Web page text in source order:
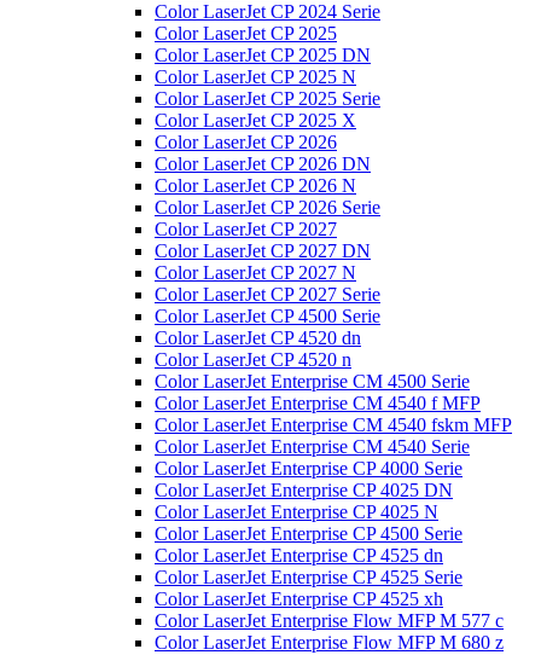
Color LaserJet CP 2024 Serie
Color LaserJet CP 2025
Color LaserJet CP 2025 DN
Color LaserJet CP 2025 N
Color LaserJet CP 2025 Serie
Color LaserJet CP 2025 X
Color LaserJet CP 2026
Color LaserJet CP 2026 DN
Color LaserJet CP 2026 N
Color LaserJet CP 2026 Serie
Color LaserJet CP 2027
Color LaserJet CP 2027 DN
Color LaserJet CP 2027 N
Color LaserJet CP 2027 Serie
Color LaserJet CP 4500 Serie
Color LaserJet CP 4520 dn
Color LaserJet CP 4520 n
Color LaserJet Enterprise CM 4500 Serie
Color LaserJet Enterprise CM 4540 f MFP
Color LaserJet Enterprise CM 4540 fskm MFP
Color LaserJet Enterprise CM 4540 Serie
Color LaserJet Enterprise CP 4000 Serie
Color LaserJet Enterprise CP 4025 DN
Color LaserJet Enterprise CP 4025 N
Color LaserJet Enterprise CP 4500 Serie
Color LaserJet Enterprise CP 4525 dn
Color LaserJet Enterprise CP 4525 Serie
Color LaserJet Enterprise CP 4525 xh
Color LaserJet Enterprise Flow MFP M 577 c
Color LaserJet Enterprise Flow MFP M 680 z